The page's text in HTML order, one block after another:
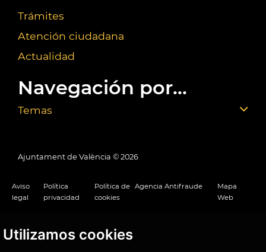
Utilizamos cookies
Trámites
Atención ciudadana
Actualidad
Navegación por...
Temas
Ajuntament de València © 2026
Aviso
legal
Política
privacidad
Política de
cookies
Agencia Antifraude
Mapa
Web